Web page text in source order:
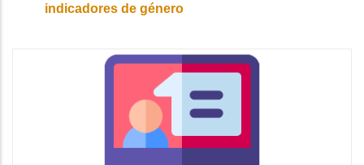
indicadores de género